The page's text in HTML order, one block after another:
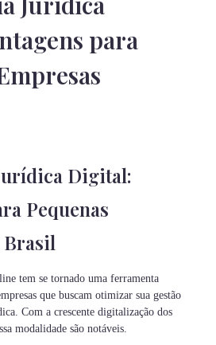
para
Digital:
Pequenas
Brasil
tem se tornado uma ferramenta
que buscam otimizar sua gestão
Com a crescente digitalização dos
modalidade são notáveis.